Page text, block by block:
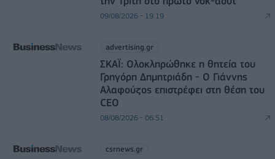
09/08/2026 - 19:19
advertising.gr
ΣΚΑΪ: Ολοκληρώθηκε η θητεία του
Γρηγόρη Δημητριάδη - Ο Γιάννης
Αλαφούζος επιστρέφει στη θέση του
CEO
08/08/2026 - 06:51
csrnews.gr